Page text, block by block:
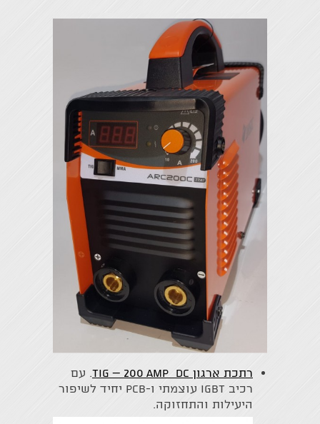
רתכת ארגון TIG – 200 Amp DC
. עם
רכיב IGBT עוצמתי ו-PCB יחיד לשיפור
היעילות והתחזוקה.